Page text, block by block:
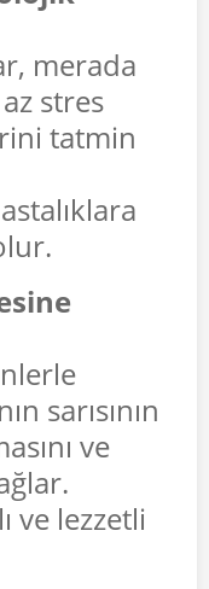
merada
stres
tatmin
sarısının
ve
ve lezzetli